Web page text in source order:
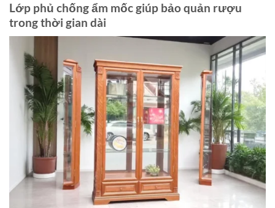
Lớp phủ chống ẩm mốc giúp bảo quản rượu
trong thời gian dài